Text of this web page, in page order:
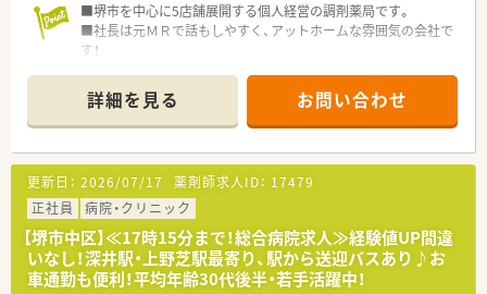
■堺市を中心に5店舗展開する個人経営の調剤薬局です。
■社長は元ＭＲで話もしやすく、アットホームな雰囲気の会社で
す！
す。
詳細を見る お問い合わせ
更新日： 2026/07/17 薬剤師求人ID： 17479
正社員
病院・クリニック
【堺市中区】≪17時15分まで！総合病院求人≫経験値UP間違
いなし！深井駅・上野芝駅最寄り、駅から送迎バスあり♪お
車通勤も便利！平均年齢30代後半・若手活躍中！